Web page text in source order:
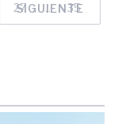
27 … 35
SIGUIENTE